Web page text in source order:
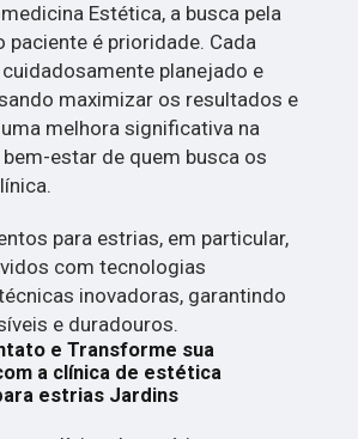
Estética, a busca pela
é prioridade. Cada
planejado e
maximizar os resultados e
melhora significativa na
estar de quem busca os
para estrias, em particular,
com tecnologias
inovadoras, garantindo
e duradouros.
e Transforme sua
a clínica de estética
estrias Jardins